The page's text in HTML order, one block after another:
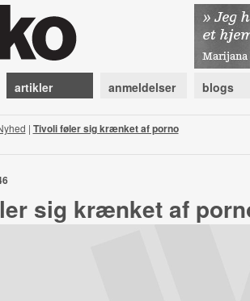
artikler anmeldelser blogs
| Tivoli føler sig krænket af porno
sig krænket af